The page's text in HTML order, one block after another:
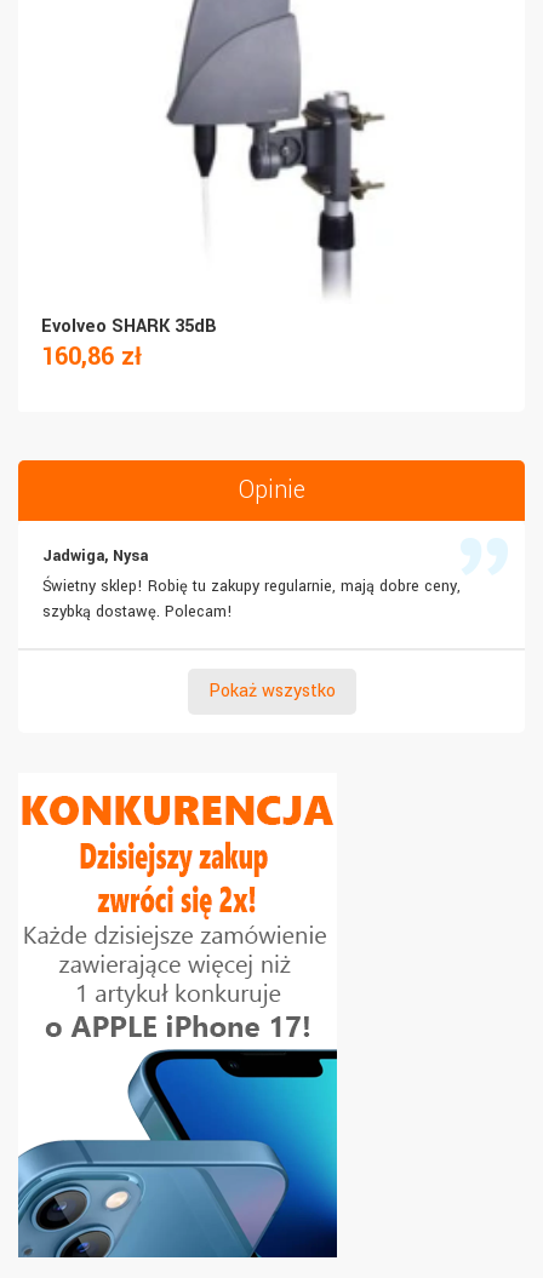
Evolveo SHARK 35dB
160,86 zł
Opinie
Jadwiga, Nysa
Świetny sklep! Robię tu zakupy regularnie, mają dobre ceny,
szybką dostawę. Polecam!
Pokaż wszystko